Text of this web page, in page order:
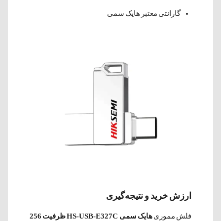
گارانتی معتبر هایک سمی
ارزش خرید و نتیجه‌گیری
فلش مموری هایک سمی HS-USB-E327C ظرفیت 256